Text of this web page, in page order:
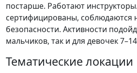
постарше. Работают
сертифицированы, соблюдаются
безопасности. Активности
мальчиков, так и для девочек
Тематические локации